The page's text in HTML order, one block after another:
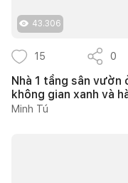
43.306
15 0
Nhà 1 tầng sân vườn
không gian xanh và
Minh Tú